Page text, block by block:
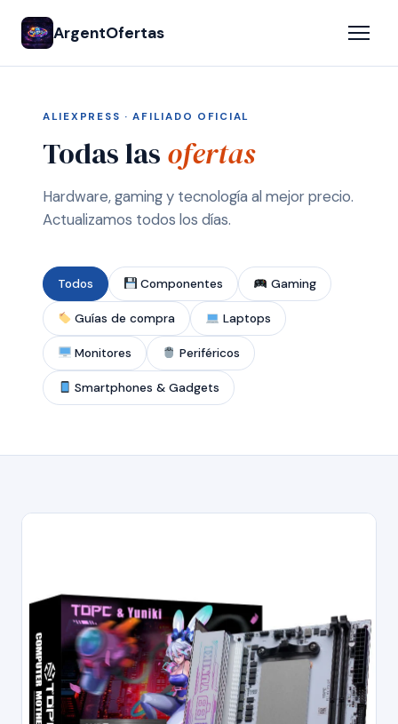
ArgentOfertas
ALIEXPRESS · AFILIADO OFICIAL
Todas las ofertas
Hardware, gaming y tecnología al mejor precio.
Actualizamos todos los días.
Todos Componentes Gaming
Guías de compra Laptops
Monitores Periféricos
Smartphones & Gadgets